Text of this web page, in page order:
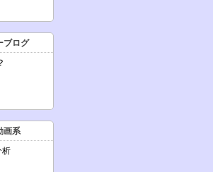
ブログ
画系
析